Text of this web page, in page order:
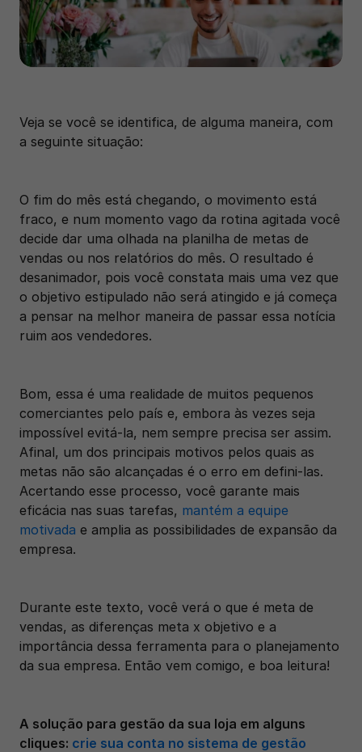
Veja se você se identifica, de alguma maneira, com
a seguinte situação:
O fim do mês está chegando, o movimento está
fraco, e num momento vago da rotina agitada você
decide dar uma olhada na planilha de metas de
vendas ou nos relatórios do mês. O resultado é
desanimador, pois você constata mais uma vez que
o objetivo estipulado não será atingido e já começa
a pensar na melhor maneira de passar essa notícia
ruim aos vendedores.
Bom, essa é uma realidade de muitos pequenos
comerciantes pelo país e, embora às vezes seja
impossível evitá-la, nem sempre precisa ser assim.
Afinal, um dos principais motivos pelos quais as
metas não são alcançadas é o erro em defini-las.
Acertando esse processo, você garante mais
eficácia nas suas tarefas, mantém a equipe
motivada e amplia as possibilidades de expansão da
empresa.
Durante este texto, você verá o que é meta de
vendas, as diferenças meta x objetivo e a
importância dessa ferramenta para o planejamento
da sua empresa. Então vem comigo, e boa leitura!
A solução para gestão da sua loja em alguns
cliques: crie sua conta no sistema de gestão